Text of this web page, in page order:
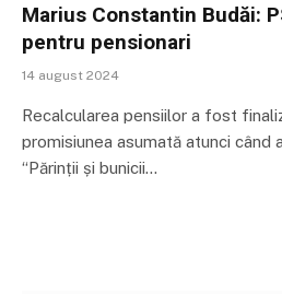
Marius Constantin Budăi:
pentru pensionari
14 august 2024
Recalcularea pensiilor a fost
promisiunea asumată atunci când
“Părinții și bunicii…